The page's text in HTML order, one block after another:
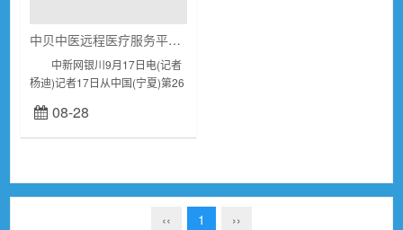
中贝中医远程医疗服务平台建成启用
中新网银川9月17日电(记者
杨迪)记者17日从中国(宁夏)第26
贝中医远程医疗服务平台”在贝宁
阿塔科拉省纳迪丹古妇幼医院
08-28
‹‹ 1 ››